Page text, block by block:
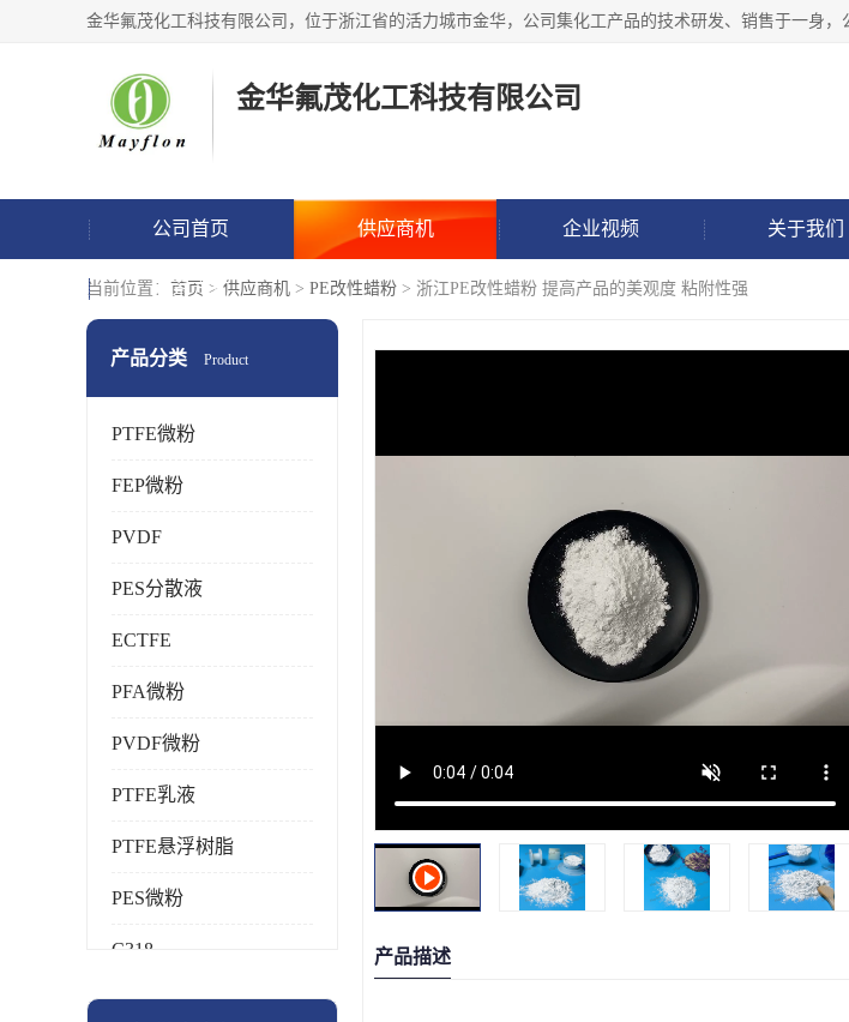
金华氟茂化工科技有限公司
公司首页 供应商机 企业视频 关于我们
联系方式
当前位置： 首页 > 供应商机 > PE改性蜡粉 > 浙江PE改性蜡粉 提高产品的美观度 粘附性强
产品分类 Product
PTFE微粉
FEP微粉
PVDF
PES分散液
ECTFE
PFA微粉
PVDF微粉
PTFE乳液
PTFE悬浮树脂
PES微粉
C318
HFP
产品描述